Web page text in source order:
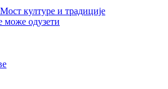
културе и традиције
може одузети